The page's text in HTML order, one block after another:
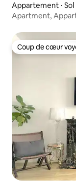
Appartement ⋅ Sol
Apartment,
Coup de cœur
Coup de cœur